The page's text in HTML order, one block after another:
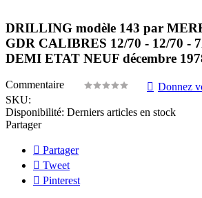
DRILLING modèle 143 par
GDR CALIBRES 12/70 - 12/70 -
DEMI ETAT NEUF décembre
Commentaire
Donnez
SKU:
Disponibilité: Derniers articles en stock
Partager
Partager
Tweet
Pinterest